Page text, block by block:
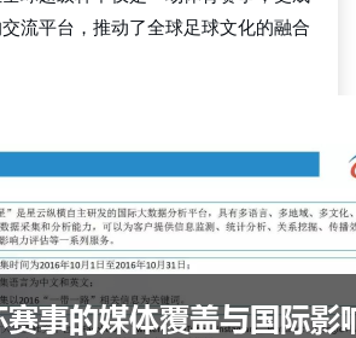
流平台，推动了全球足球文化的融合